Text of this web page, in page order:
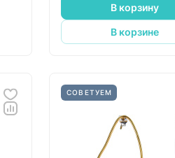
В корзину
В корзине
СОВЕТУЕМ